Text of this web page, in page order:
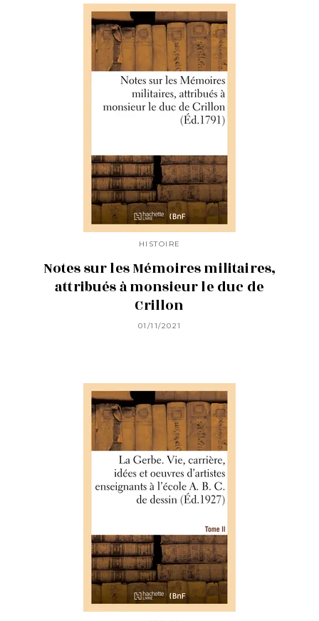
HISTOIRE
Notes sur les Mémoires militaires,
attribués à monsieur le duc de
Crillon
01/11/2021